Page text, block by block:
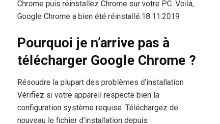
Chrome puis réinstallez Chrome sur votre PC. Voilà,
Google Chrome a bien été réinstallé.18.11.2019
Pourquoi je n’arrive pas à
télécharger Google Chrome ?
Résoudre la plupart des problèmes d’installation
Vérifiez si votre appareil respecte bien la
configuration système requise. Téléchargez de
nouveau le fichier d’installation depuis